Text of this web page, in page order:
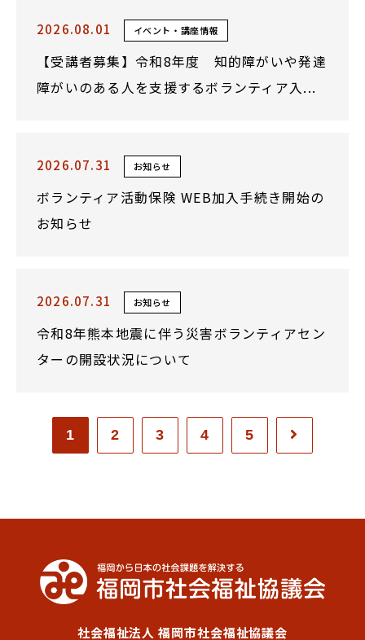
2026.08.01 イベント・講座情報
【受講者募集】令和8年度 知的障がいや発達
障がいのある人を支援するボランティア入...
2026.07.31 お知らせ
ボランティア活動保険 WEB加入手続き開始の
お知らせ
2026.07.31 お知らせ
令和8年熊本地震に伴う災害ボランティアセン
ターの開設状況について
1 2 3 4 5
社会福祉法人 福岡市社会福祉協議会